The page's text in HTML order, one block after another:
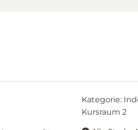
Kategorie:
Kursraum 2